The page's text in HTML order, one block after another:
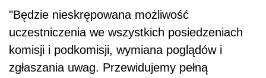
"Będzie nieskrępowana możliwość
uczestniczenia we wszystkich posiedzeniach
komisji i podkomisji, wymiana poglądów i
zgłaszania uwag. Przewidujemy pełną